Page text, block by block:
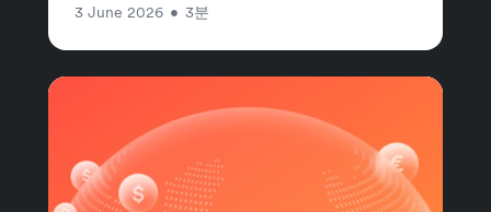
3 June 2026 • 3분